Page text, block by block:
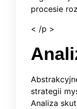
procesie
< /p >
strategii
Analiza